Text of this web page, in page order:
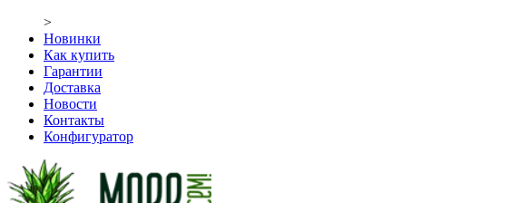
>
Новинки
Как купить
Гарантии
Доставка
Новости
Контакты
Конфигуратор